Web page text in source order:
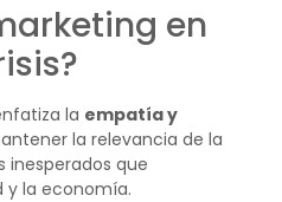
en
la empatía y
la relevancia de la
que
y la economía.